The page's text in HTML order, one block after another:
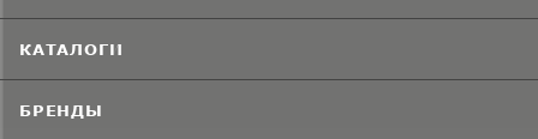
КАТАЛОГИ
БРЕНДЫ